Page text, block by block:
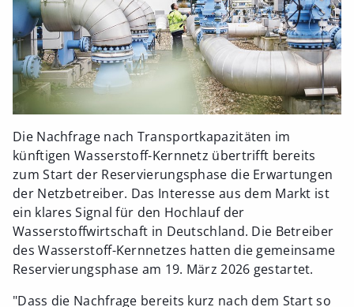
Die Nachfrage nach Transportkapazitäten im
künftigen Wasserstoff-Kernnetz übertrifft bereits
zum Start der Reservierungsphase die Erwartungen
der Netzbetreiber. Das Interesse aus dem Markt ist
ein klares Signal für den Hochlauf der
Wasserstoffwirtschaft in Deutschland. Die Betreiber
des Wasserstoff-Kernnetzes hatten die gemeinsame
Reservierungsphase am 19. März 2026 gestartet.
"Dass die Nachfrage bereits kurz nach dem Start so